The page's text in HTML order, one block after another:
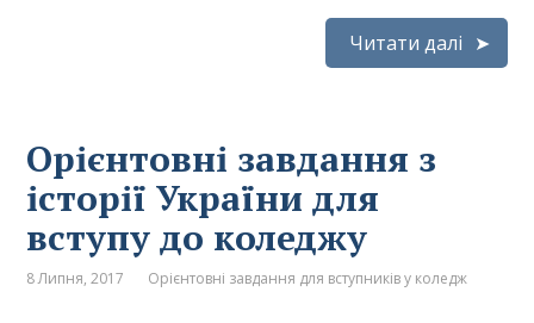
Читати далі
Орієнтовні завдання з
історії України для
вступу до коледжу
8 Липня, 2017 Орієнтовні завдання для вступників у коледж